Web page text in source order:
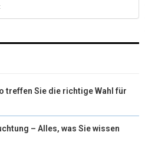
treffen Sie die richtige Wahl für
– Alles, was Sie wissen